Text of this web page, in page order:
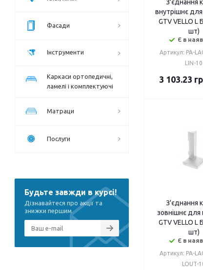
З'єднання
внутрішнє
GTV VELLO L
шт)
Є в
Артикул: PA-
LIN-10
3 103.23
З'єднання
зовнішнє для
GTV VELLO L
шт)
Є в
Артикул: PA-
LOUT-
Фасади
Інструменти
Каркаси ортопедичні,
ламелі і комплектуючі
Матраци
Послуги
Будьте завжди в курсі!
Дізнавайтеся про акції та
знижки першим